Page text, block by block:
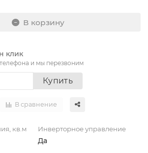
В корзину
клик
и мы перезвоним
Купить
В сравнение
кв.м Инверторное управление
Да